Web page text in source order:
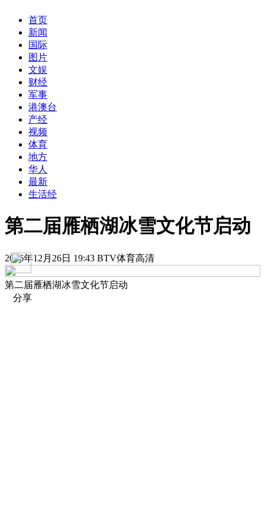
首页
新闻
国际
图片
文娱
财经
军事
港澳台
产经
视频
体育
地方
华人
最新
生活经
第二届雁栖湖冰雪文化节启动
2016年12月26日 19:43 BTV体育高清
第二届雁栖湖冰雪文化节启动
分享